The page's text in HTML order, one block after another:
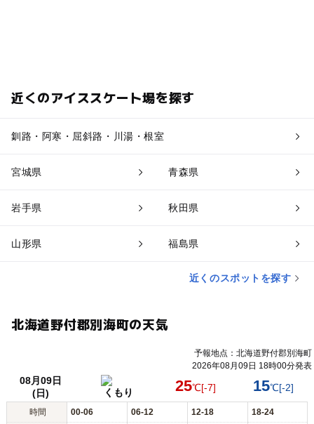
近くのアイススケート場を探す
釧路・阿寒・屈斜路・川湯・根室
宮城県 青森県
岩手県 秋田県
山形県 福島県
近くのスポットを探す
北海道野付郡別海町の天気
予報地点：北海道野付郡別海町
2026年08月09日 18時00分発表
08月09日
(日)
くもり 25℃[-7] 15℃[-2]
時間 00-06 06-12 12-18 18-24